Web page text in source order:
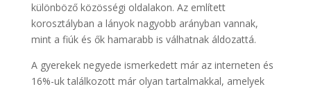
különböző közösségi oldalakon. Az említett
korosztályban a lányok nagyobb arányban vannak,
mint a fiúk és ők hamarabb is válhatnak áldozattá.
A gyerekek negyede ismerkedett már az interneten és
16%-uk találkozott már olyan tartalmakkal, amelyek